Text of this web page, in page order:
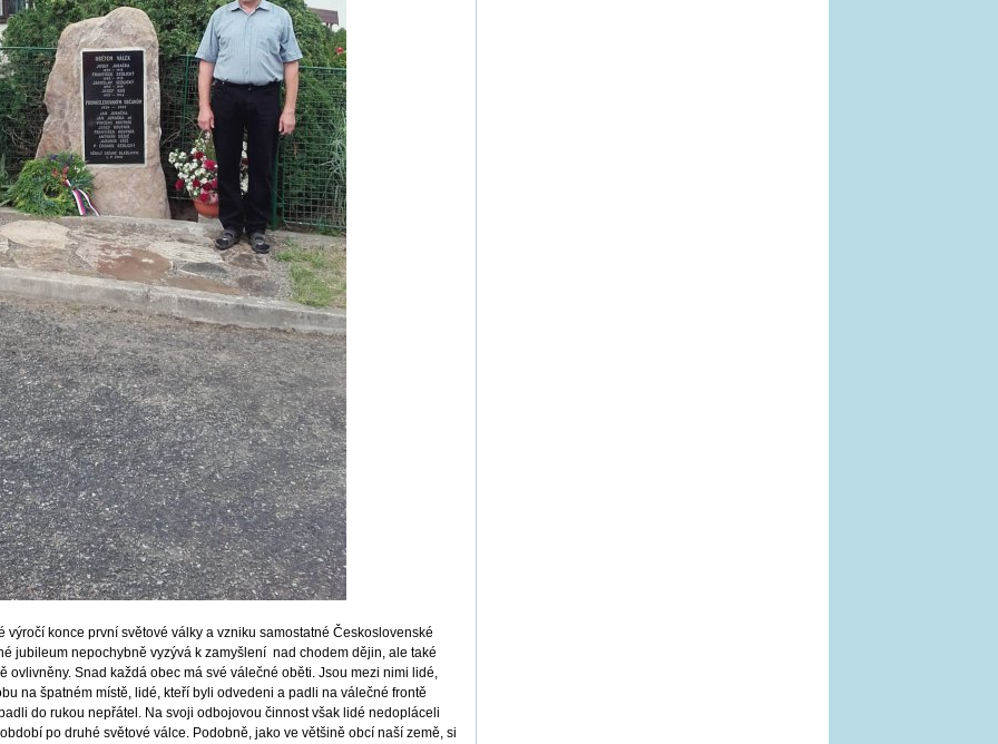
konce první světové války a vzniku samostatné Československé
jubileum nepochybně vyzývá k zamyšlení nad chodem dějin, ale také
ovlivněny. Snad každá obec má své válečné oběti. Jsou mezi nimi lidé,
na špatném místě, lidé, kteří byli odvedeni a padli na válečné frontě
do rukou nepřátel. Na svoji odbojovou činnost však lidé nedopláceli
po druhé světové válce. Podobně, jako ve většině obcí naší země, si